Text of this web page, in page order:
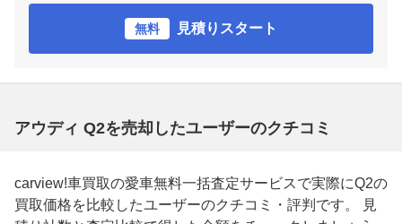
無料 見積りスタート
アウディ Q2を売却したユーザーのクチコミ
carview!車買取の愛車無料一括査定サービスで実際にQ2の
買取価格を比較したユーザーのクチコミ・評判です。 見